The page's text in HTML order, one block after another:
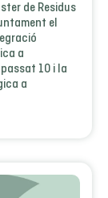
de Residus
el
a
10 i la
a